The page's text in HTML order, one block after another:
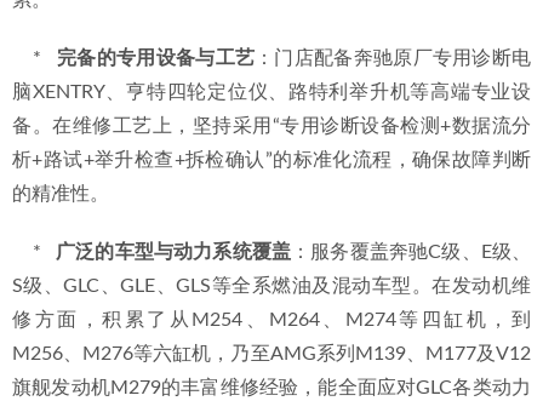
    *
完备的专用设备与工艺 ：门店配备奔驰原厂专用诊断电
脑XENTRY、亨特四轮定位仪、路特利举升机等高端专业设
备。在维修工艺上，坚持采用“专用诊断设备检测+数据流分
析+路试+举升检查+拆检确认”的标准化流程，确保故障判断
的精准性。
    *
广泛的车型与动力系统覆盖 ：服务覆盖奔驰C级、E级、
S级、GLC、GLE、GLS等全系燃油及混动车型。在发动机维
修方面，积累了从M254、M264、M274等四缸机，到
M256、M276等六缸机，乃至AMG系列M139、M177及V12
旗舰发动机M279的丰富维修经验，能全面应对GLC各类动力